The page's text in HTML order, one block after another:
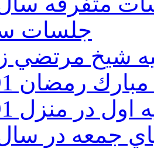
جلسات
رمضان 1391
در منزل 1391
جمعه در سال